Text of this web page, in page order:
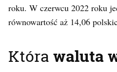
roku. W czerwcu 2022 roku
równowartość aż 14,06
Która waluta